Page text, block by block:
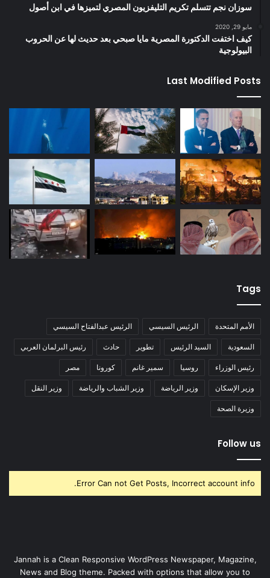
سوزان نجم تتسلم تكريم التليفزيون المصري لتميزها في ابن أصول
مايو 29, 2020
كيف اختفت الدكتورة المصرية مايا صبحي بعد حديث لها عن الحروب
البيولوجية
Last Modified Posts
Tags
الأمم المتحدة الرئيس السيسي الرئيس عبدالفتاح السيسي
السعودية السيد الرئيس تطوير حادث رئيس البرلمان العربي
رئيس الوزراء روسيا سمير غانم كورونا مصر
وزير الإسكان وزير الرياضة وزير الشباب والرياضة وزير النقل
وزيرة الصحة
Follow us
Error Can not Get Posts, Incorrect account info.
Jannah is a Clean Responsive WordPress Newspaper, Magazine,
News and Blog theme. Packed with options that allow you to